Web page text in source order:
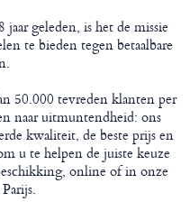
geleden, is het de missie
te bieden tegen betaalbare
50.000 tevreden klanten per
naar uitmuntendheid: ons
kwaliteit, de beste prijs en
u te helpen de juiste keuze
online of in onze